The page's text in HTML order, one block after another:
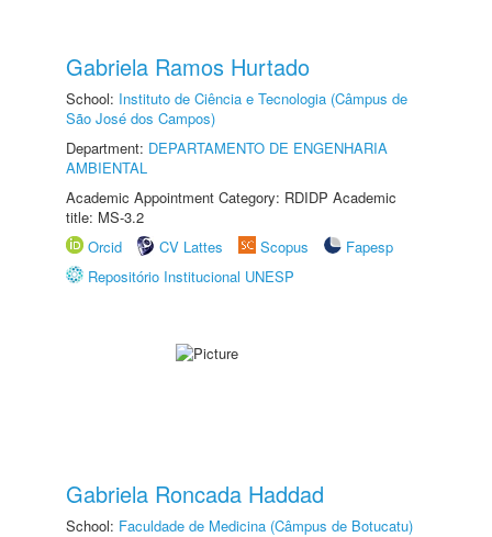
Gabriela Ramos Hurtado
School: Instituto de Ciência e Tecnologia (Câmpus de
São José dos Campos)
Department: DEPARTAMENTO DE ENGENHARIA
AMBIENTAL
Academic Appointment Category: RDIDP Academic
title: MS-3.2
Orcid
CV Lattes Scopus
Fapesp
Repositório Institucional UNESP
Gabriela Roncada Haddad
School: Faculdade de Medicina (Câmpus de Botucatu)